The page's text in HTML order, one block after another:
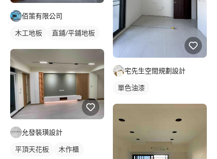
佰策有限公司
木工地板 直鋪/平鋪地板
允發裝璜設計
平頂天花板 木作櫃
宅先生空間規劃設計
單色油漆